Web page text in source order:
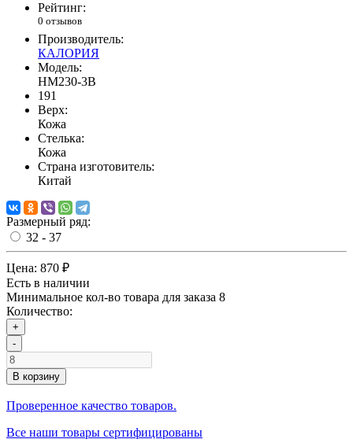
Рейтинг:
0 отзывов
Производитель:
КАЛОРИЯ
Модель:
HM230-3B
191
Верх:
Кожа
Стелька:
Кожа
Страна изготовитель:
Китай
Размерный ряд:
32 - 37
Цена: 870 ₽
Есть в наличии
Минимальное кол-во товара для заказа 8
Количество:
+
-
В корзину
Проверенное качество товаров.
Все наши товары сертифицированы